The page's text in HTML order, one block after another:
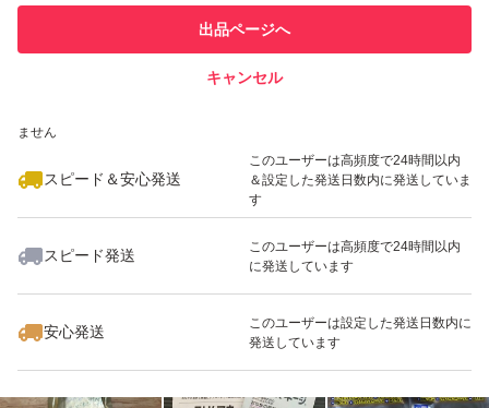
での取引実績があります
ません
スピード＆安心発送
このユーザーは高頻度で24時間以内
＆設定した発送日数内に発送していま
す
スピード発送
このユーザーは高頻度で24時間以内
に発送しています
安心発送
このユーザーは設定した発送日数内に
発送しています
出品ページへ
キャンセル
2,000